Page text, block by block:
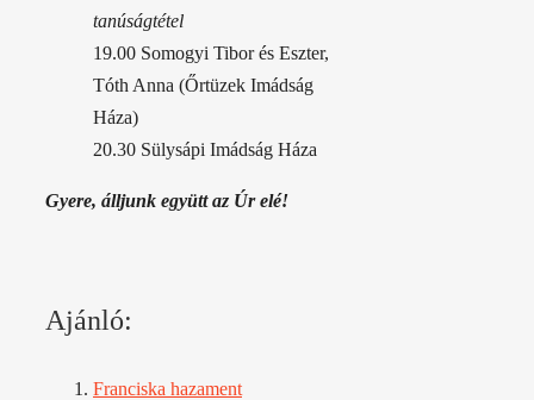
tanúságtétel
19.00 Somogyi Tibor és Eszter,
Tóth Anna (Őrtüzek Imádság
Háza)
20.30 Sülysápi Imádság Háza
Gyere, álljunk együtt az Úr elé!
Ajánló:
Franciska hazament